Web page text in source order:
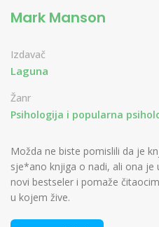
Mark Manson
Izdavač
Laguna
Žanr
Psihologija i popularna
Možda ne biste pomislili da je
sje*ano knjiga o nadi, ali ona je
novi bestseler i pomaže
u kojem žive.